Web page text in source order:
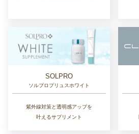
SOLPRO
ソルプロプリュスホワイト
紫外線対策と透明感アップを
叶えるサプリメント